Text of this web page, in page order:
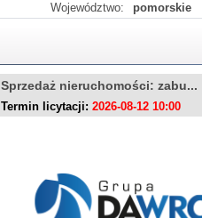
Województwo:
pomorskie
Sprzedaż nieruchomości: zabu...
Termin licytacji: 2026-08-12 10:00